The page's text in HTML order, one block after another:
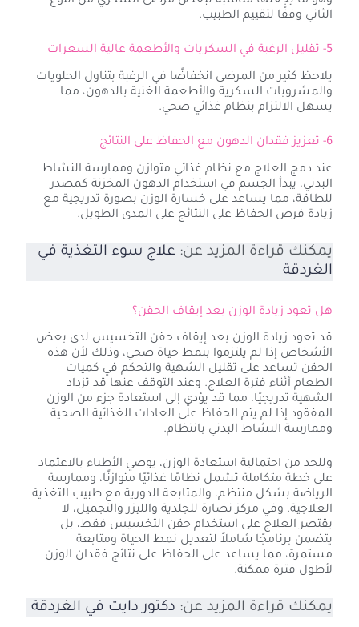
الثاني وفقًا لتقييم الطبيب.
5- تقليل الرغبة في السكريات والأطعمة عالية السعرات
يلاحظ كثير من المرضى انخفاضًا في الرغبة بتناول الحلويات
والمشروبات السكرية والأطعمة الغنية بالدهون، مما
يسهل الالتزام بنظام غذائي صحي.
6- تعزيز فقدان الدهون مع الحفاظ على النتائج
عند دمج العلاج مع نظام غذائي متوازن وممارسة النشاط
البدني، يبدأ الجسم في استخدام الدهون المخزنة كمصدر
للطاقة، مما يساعد على خسارة الوزن بصورة تدريجية مع
زيادة فرص الحفاظ على النتائج على المدى الطويل.
يمكنك قراءة المزيد عن: علاج سوء التغذية في
الغردقة
هل تعود زيادة الوزن بعد إيقاف الحقن؟
قد تعود زيادة الوزن بعد إيقاف حقن التخسيس لدى بعض
الأشخاص إذا لم يلتزموا بنمط حياة صحي، وذلك لأن هذه
الحقن تساعد على تقليل الشهية والتحكم في كميات
الطعام أثناء فترة العلاج. وعند التوقف عنها قد تزداد
الشهية تدريجيًا، مما قد يؤدي إلى استعادة جزء من الوزن
المفقود إذا لم يتم الحفاظ على العادات الغذائية الصحية
وممارسة النشاط البدني بانتظام.
وللحد من احتمالية استعادة الوزن، يوصي الأطباء بالاعتماد
على خطة متكاملة تشمل نظامًا غذائيًا متوازنًا، وممارسة
الرياضة بشكل منتظم، والمتابعة الدورية مع طبيب التغذية
العلاجية. وفي مركز نضارة للجلدية والليزر والتجميل، لا
يقتصر العلاج على استخدام حقن التخسيس فقط، بل
يتضمن برنامجًا شاملاً لتعديل نمط الحياة ومتابعة
مستمرة، مما يساعد على الحفاظ على نتائج فقدان الوزن
لأطول فترة ممكنة.
يمكنك قراءة المزيد عن: دكتور دايت في الغردقة